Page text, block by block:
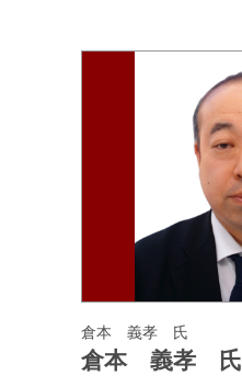
倉本 義孝 氏
倉本 義孝 氏